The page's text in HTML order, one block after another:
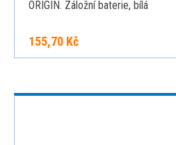
ORIGIN. Záložní baterie, bílá
155,70 Kč